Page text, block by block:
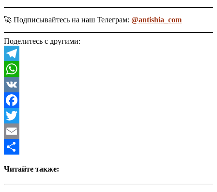
🚀 Подписывайтесь на наш Телеграм: @antishia_com
Поделитесь с другими:
Telegram
WhatsApp
VK
Facebook
Twitter
Email
Читайте также: